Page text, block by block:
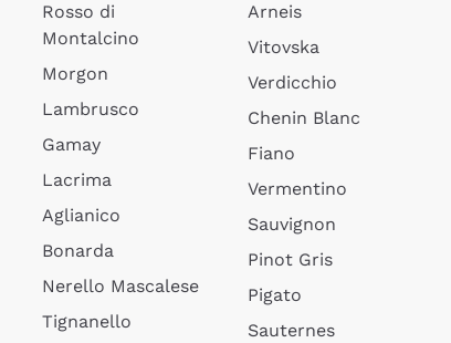
Rosso di
Montalcino
Morgon
Lambrusco
Gamay
Lacrima
Aglianico
Bonarda
Nerello Mascalese
Tignanello
Arneis
Vitovska
Verdicchio
Chenin Blanc
Fiano
Vermentino
Sauvignon
Pinot Gris
Pigato
Sauternes